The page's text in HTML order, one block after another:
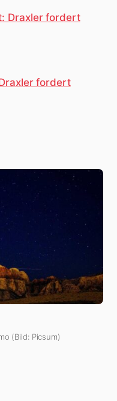
fordert
(Bild: Picsum)